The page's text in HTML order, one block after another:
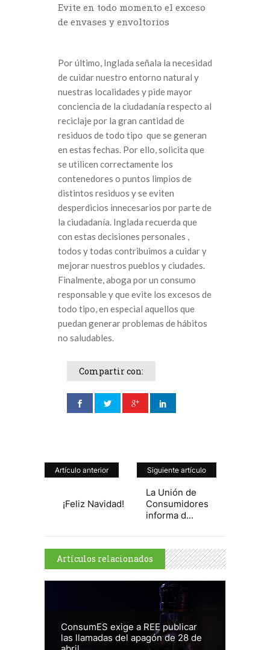
Evite en todo momento el exceso
de envases y envoltorios
Por último, Inglada señala la necesidad
de cuidar nuestro entorno natural y
nuestras localidades y pide mayor
conciencia de la ciudadanía respecto al
reciclaje por la gran cantidad de
residuos de todo tipo que se generan
en estas fechas. Por ello, solicita que
se utilicen correctamente los
contenedores o puntos limpios de
distintos residuos y se eviten
desperdicios innecesarios por parte de
la ciudadanía. Inglada recuerda que
con estas decisiones personales ,
todos y todas contribuimos a cuidar y
mejorar nuestros pueblos y ciudades.
Finalmente, aboga por un consumo
responsable y que evite los excesos de
todo tipo, en especial aquellos que
puedan generar problemas de hábitos
no saludables.
Compartir con:
Artículo anterior
¡Feliz Navidad!
Siguiente artículo
La Unión de
Consumidores
informa d...
Artículos relacionados
ConsumES exige a REE publicar
las llamadas del apagón de 28 de